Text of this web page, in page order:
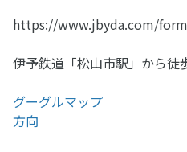
https://www.jbyda.com/
伊予鉄道「松山市駅」から徒
グーグルマップ
方向